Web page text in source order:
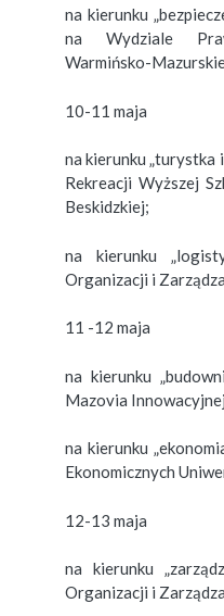
na kierunku
na Wydziale
Warmińsko-
10-11 maja
na kierunku „turystka
Rekreacji Wyższej
Beskidzkiej;
na kierunku
Organizacji i
11 -12 maja
na kierunku
Mazovia
na kierunku
Ekonomicznych
12-13 maja
na kierunku
Organizacji i